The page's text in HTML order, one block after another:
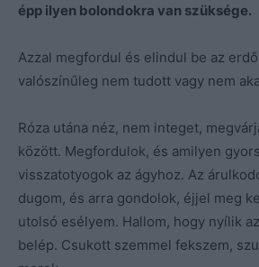
épp ilyen bolondokra van szüksége.
Azzal megfordul és elindul be az
valószínűleg nem tudott vagy nem
Róza utána néz, nem integet,
között. Megfordulok, és amilyen
visszatotyogok az ágyhoz. Az
dugom, és arra gondolok, éjjel meg
utolsó esélyem. Hallom, hogy nyílik
belép. Csukott szemmel fekszem,